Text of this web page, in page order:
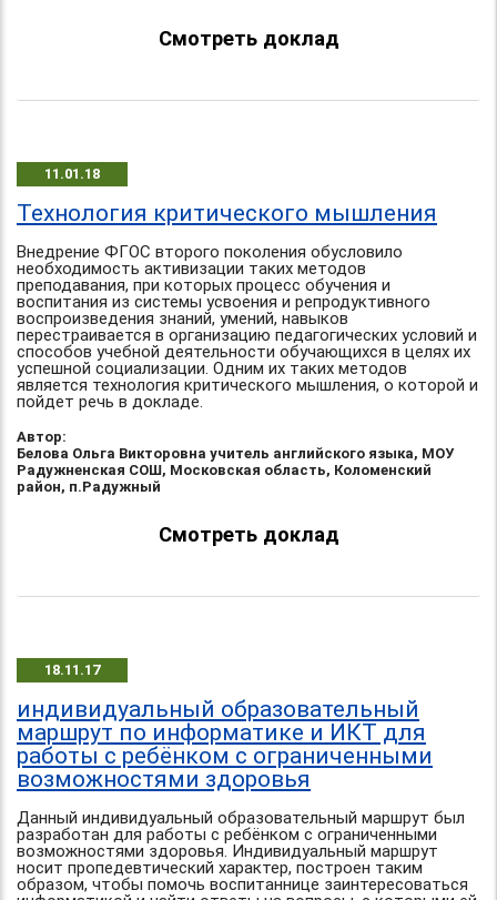
Смотреть доклад
11.01.18
Технология критического мышления
Внедрение ФГОС второго поколения обусловило
необходимость активизации таких методов
преподавания, при которых процесс обучения и
воспитания из системы усвоения и репродуктивного
воспроизведения знаний, умений, навыков
перестраивается в организацию педагогических условий и
способов учебной деятельности обучающихся в целях их
успешной социализации. Одним их таких методов
является технология критического мышления, о которой и
пойдет речь в докладе.
Автор:
Белова Ольга Викторовна учитель английского языка, МОУ
Радужненская СОШ, Московская область, Коломенский
район, п.Радужный
Смотреть доклад
18.11.17
индивидуальный образовательный
маршрут по информатике и ИКТ для
работы с ребёнком с ограниченными
возможностями здоровья
Данный индивидуальный образовательный маршрут был
разработан для работы с ребёнком с ограниченными
возможностями здоровья. Индивидуальный маршрут
носит пропедевтический характер, построен таким
образом, чтобы помочь воспитаннице заинтересоваться